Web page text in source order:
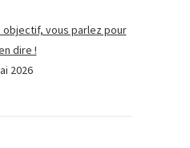
objectif, vous parlez pour
dire !
2026